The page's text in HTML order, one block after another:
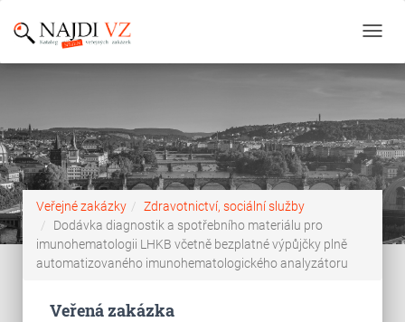
Veřejné zakázky
Zdravotnictví, sociální služby
Dodávka diagnostik a spotřebního materiálu pro
imunohematologii LHKB včetně bezplatné výpůjčky plně
automatizovaného imunohematologického analyzátoru
Veřená zakázka